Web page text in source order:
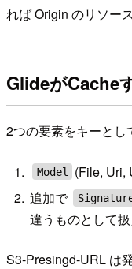
れば Origin のリソー
GlideがCache
2つの要素をキーとし
Model
(File, Uri,
追加で
違うものとして
S3-Presingd-URL は